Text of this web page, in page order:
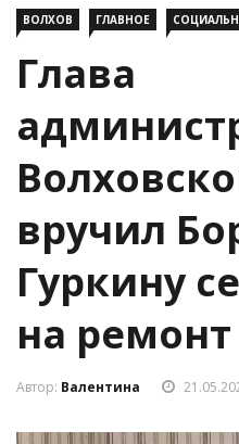
ВОЛХОВ ГЛАВНОЕ
Глава
вручил
Гуркину
на ремонт
Автор:Валентина